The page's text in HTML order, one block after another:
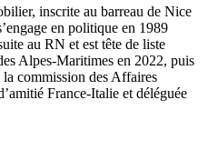
inscrite au barreau de Nice
en politique en 1989
au RN et est tête de liste
Alpes-Maritimes en 2022, puis
la commission des Affaires
France-Italie et déléguée